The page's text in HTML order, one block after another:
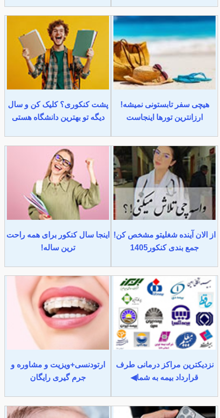
هیچی سفر تابستونی نمیشه!
ارزانترین تورها اینجاست
پشت کنکوری؟ کلیک کن و سال
دیگه تو بهترین دانشگاه هستی
از الان آینده شغلیتو مشخص کن!
جمع بندی کنکور1405
اینجا سال کنکور برای همه راحت
ترین ساله!
نزدیکترین مراکز درمانی طرف
قرارداد بیمه به شما◀
ارتودنسی+ویزیت و مشاوره و
جرم گیری رایگان